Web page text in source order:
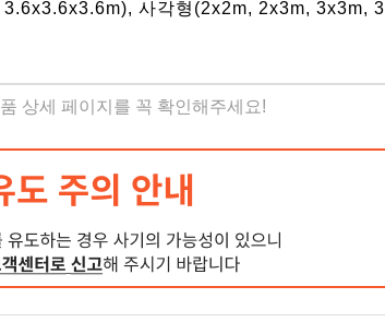
사각형(2x2m, 2x3m, 3x3m,
상세 페이지를 꼭 확인해주세요!